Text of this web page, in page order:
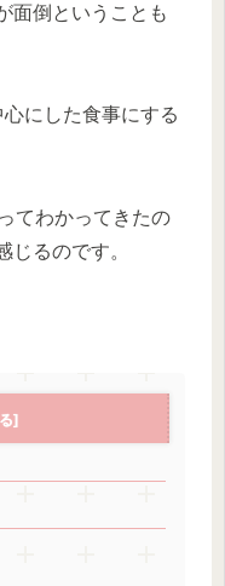
面倒ということも
にした食事にする
てわかってきたの
じるのです。